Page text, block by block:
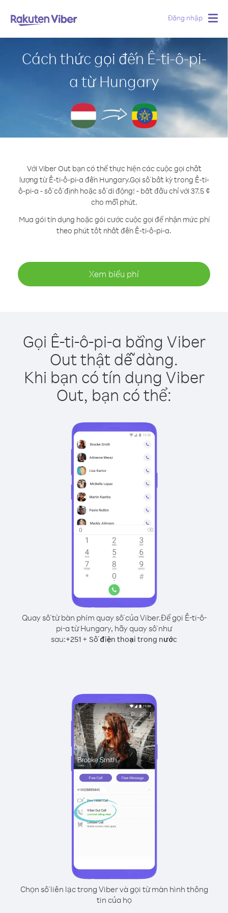
Đăng nhập
Cách thức gọi đến Ê-ti-ô-pi-
a từ Hungary
Với Viber Out bạn có thể thực hiện các cuộc gọi chất
lượng từ Ê-ti-ô-pi-a đến Hungary.Gọi số bất kỳ trong Ê-ti-
ô-pi-a - số cố định hoặc số di động! - bắt đầu chỉ với 37.5 ¢
cho mỗi phút.
Mua gói tín dụng hoặc gói cước cuộc gọi để nhận mức phí
theo phút tốt nhất đến Ê-ti-ô-pi-a.
Xem biểu phí
Gọi Ê-ti-ô-pi-a bằng Viber
Out thật dễ dàng.
Khi bạn có tín dụng Viber
Out, bạn có thể:
Quay số từ bàn phím quay số của Viber.Để gọi Ê-ti-ô-
pi-a từ Hungary, hãy quay số như
sau:+251 + Số điện thoại trong nước
Chọn số liên lạc trong Viber và gọi từ màn hình thông
tin của họ